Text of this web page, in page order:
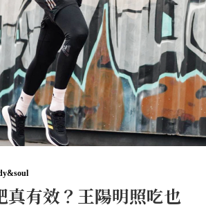
真有效？王陽明照吃也